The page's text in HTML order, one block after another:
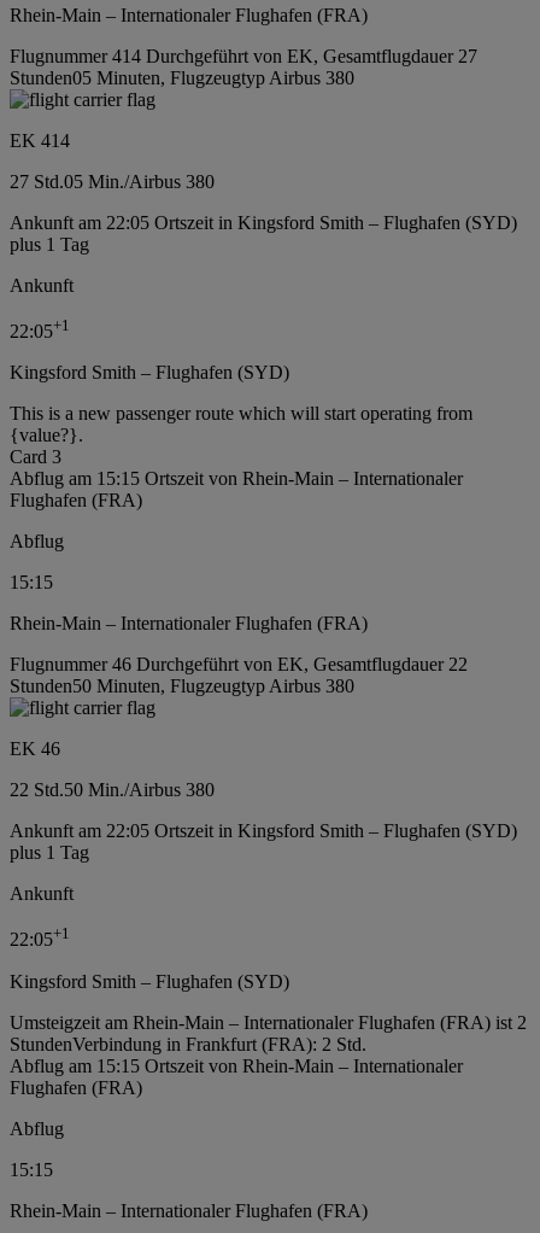
Rhein-Main – Internationaler Flughafen (FRA)
Flugnummer 414 Durchgeführt von EK, Gesamtflugdauer 27
Stunden05 Minuten, Flugzeugtyp Airbus 380
EK 414
27 Std.05 Min./Airbus 380
Ankunft am 22:05 Ortszeit in Kingsford Smith – Flughafen (SYD)
plus 1 Tag
Ankunft
22:05+1
Kingsford Smith – Flughafen (SYD)
This is a new passenger route which will start operating from
{value?}.
Card 3
Abflug am 15:15 Ortszeit von Rhein-Main – Internationaler
Flughafen (FRA)
Abflug
15:15
Rhein-Main – Internationaler Flughafen (FRA)
Flugnummer 46 Durchgeführt von EK, Gesamtflugdauer 22
Stunden50 Minuten, Flugzeugtyp Airbus 380
EK 46
22 Std.50 Min./Airbus 380
Ankunft am 22:05 Ortszeit in Kingsford Smith – Flughafen (SYD)
plus 1 Tag
Ankunft
22:05+1
Kingsford Smith – Flughafen (SYD)
Umsteigzeit am Rhein-Main – Internationaler Flughafen (FRA) ist 2
StundenVerbindung in Frankfurt (FRA): 2 Std.
Abflug am 15:15 Ortszeit von Rhein-Main – Internationaler
Flughafen (FRA)
Abflug
15:15
Rhein-Main – Internationaler Flughafen (FRA)